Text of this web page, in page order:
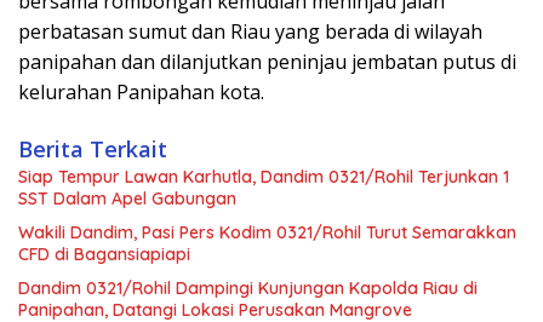
perbatasan sumut dan Riau yang berada di wilayah
panipahan dan dilanjutkan peninjau jembatan putus di
kelurahan Panipahan kota.
Berita Terkait
Siap Tempur Lawan Karhutla, Dandim 0321/Rohil Terjunkan 1
SST Dalam Apel Gabungan
Wakili Dandim, Pasi Pers Kodim 0321/Rohil Turut Semarakkan
CFD di Bagansiapiapi
Dandim 0321/Rohil Dampingi Kunjungan Kapolda Riau di
Panipahan, Datangi Lokasi Perusakan Mangrove